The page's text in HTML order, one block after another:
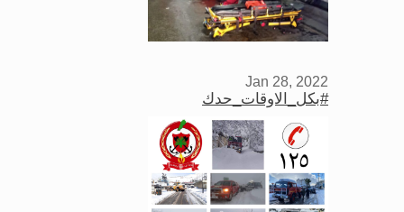
Jan 28, 2022
#بكل_الاوقات_حدك